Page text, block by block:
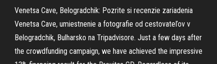
Venetsa Cave, Belogradchik: Pozrite si recenzie zariadenia
Venetsa Cave, umiestnenie a fotografie od cestovateľov v
Belogradchik, Bulharsko na Tripadvisore. Just a few days after
the crowdfunding campaign, we have achieved the impressive